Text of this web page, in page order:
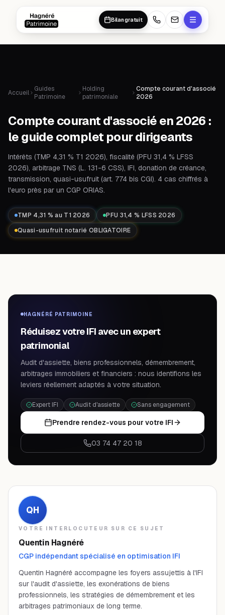
Bilan gratuit
Accueil
Guides
Patrimoine
Holding
patrimoniale
Compte courant d'associé
2026
Compte courant d'associé en 2026 :
le guide complet pour dirigeants
Intérêts (TMP 4,31 % T1 2026), fiscalité (PFU 31,4 % LFSS
2026), arbitrage TNS (L. 131-6 CSS), IFI, donation de créance,
transmission, quasi-usufruit (art. 774 bis CGI). 4 cas chiffrés à
l'euro près par un CGP ORIAS.
TMP 4,31 % au T1 2026
PFU 31,4 % LFSS 2026
Quasi-usufruit notarié OBLIGATOIRE
HAGNÉRÉ PATRIMOINE
Réduisez votre IFI avec un expert
patrimonial
Audit d'assiette, biens professionnels, démembrement,
arbitrages immobiliers et financiers : nous identifions les
leviers réellement adaptés à votre situation.
Expert IFI Audit d'assiette Sans engagement
Prendre rendez-vous pour votre IFI
03 74 47 20 18
QH
VOTRE INTERLOCUTEUR SUR CE SUJET
Quentin Hagnéré
CGP indépendant spécialisé en optimisation IFI
Quentin Hagnéré accompagne les foyers assujettis à l'IFI
sur l'audit d'assiette, les exonérations de biens
professionnels, les stratégies de démembrement et les
arbitrages patrimoniaux de long terme.